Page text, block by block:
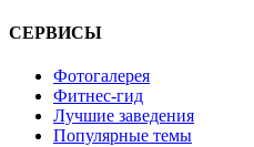
СЕРВИСЫ
Фотогалерея
Фитнес-гид
Лучшие заведения
Популярные темы